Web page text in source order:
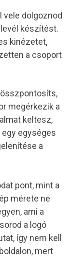
vele dolgoznod
készítést.
kinézetet,
a csoport
megérkezik a
keltesz,
egységes
a
pont, mint a
mérete ne
ami a
a logó
így nem kell
mert